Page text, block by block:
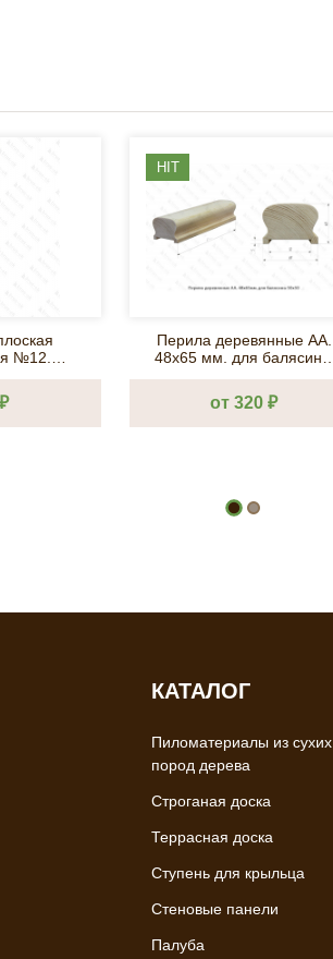
№12.
HIT
Перила деревянные AA.
48х65 мм. для балясины
от 320 ₽
КАТАЛОГ
Пиломатериалы из сухих
пород дерева
Строганая доска
Террасная доска
Ступень для крыльца
Стеновые панели
Палуба